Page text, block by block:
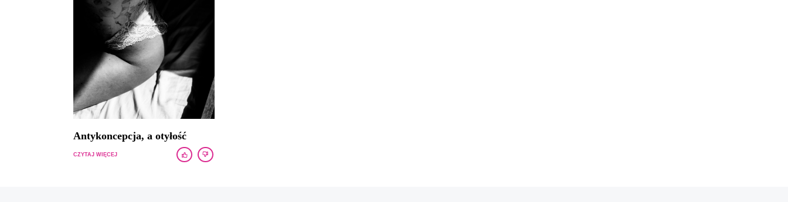
Antykoncepcja, a otyłość
CZYTAJ WIĘCEJ